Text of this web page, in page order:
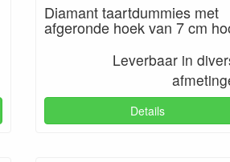
Diamant taartdummies met
afgeronde hoek van 7 cm
Leverbaar in
Details